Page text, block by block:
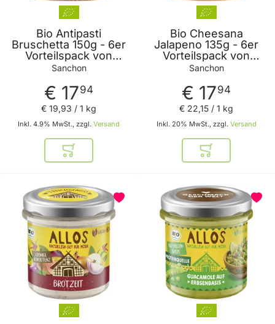
Bio Antipasti
Bruschetta 150g - 6er
Vorteilspack von
Sanchon
Sanchon
€ 1794
Inkl. 4.9% MwSt., zzgl. Versand
€ 19,93 / 1 kg
In den Warenkorb
Bio Cheesana
Jalapeno 135g - 6er
Vorteilspack von
Sanchon
Sanchon
€ 1794
Inkl. 20% MwSt., zzgl. Versand
€ 22,15 / 1 kg
In den